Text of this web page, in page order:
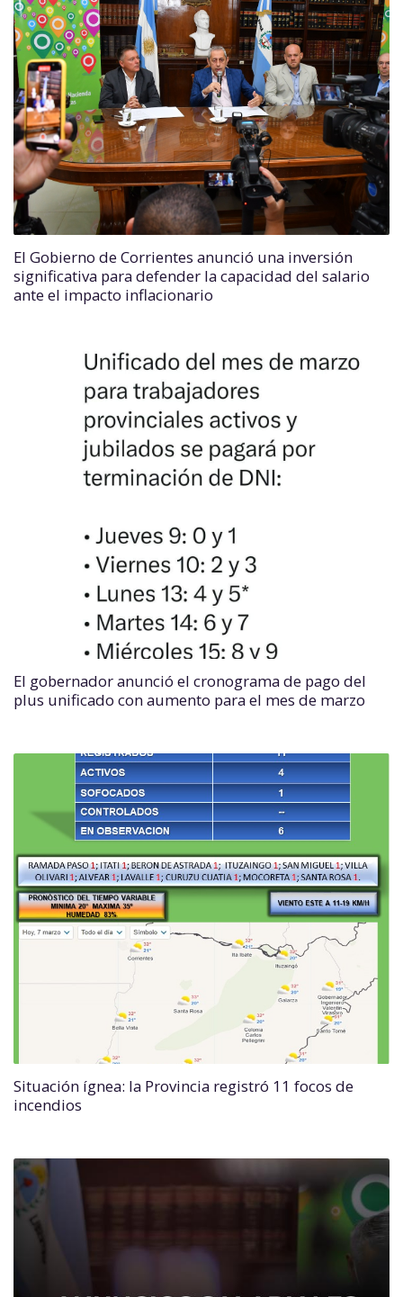
El Gobierno de Corrientes anunció una inversión
significativa para defender la capacidad del salario
ante el impacto inflacionario
El gobernador anunció el cronograma de pago del
plus unificado con aumento para el mes de marzo
Situación ígnea: la Provincia registró 11 focos de
incendios